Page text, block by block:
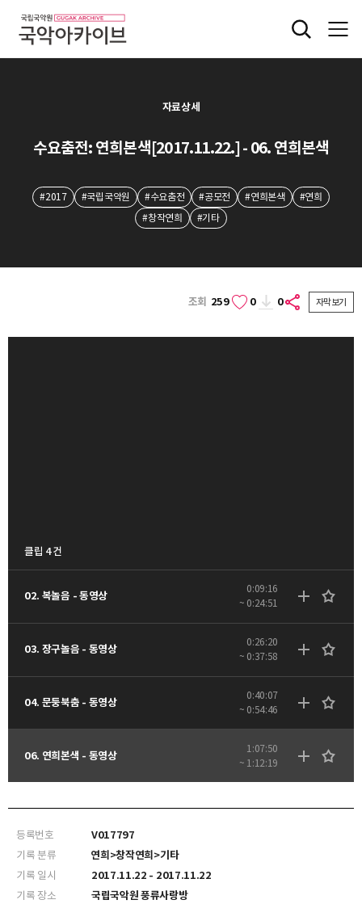
자료상세
수요춤전: 연희본색[2017.11.22.] - 06. 연희본색
#2017 #국립국악원 #수요춤전 #공모전 #연희본색
#연희
#창작연희
#기타
조회 259 0 0 자막보기
클립 4 건
02. 복놀음 - 동영상
0:09:16
~ 0:24:51
03. 장구놀음 - 동영상
0:26:20
~ 0:37:58
04. 문둥북춤 - 동영상
0:40:07
~ 0:54:46
06. 연희본색 - 동영상
1:07:50
~ 1:12:19
등록번호
V017797
기록 분류
연희>창작연희>기타
기록 일시
2017.11.22 - 2017.11.22
기록 장소
국립국악원 풍류사랑방